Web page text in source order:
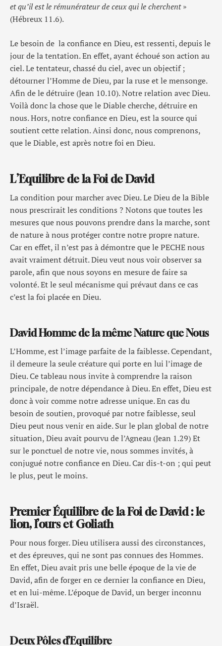
et qu’il est le rémunérateur de ceux qui le cherchent»
(Hébreux 11.6).
Le besoin de la confiance en Dieu, est ressenti, depuis le
jour de la tentation. En effet, ayant échoué son action au
ciel. Le tentateur, chassé du ciel, avec un objectif ;
détourner l’Homme de Dieu, par la ruse et le mensonge.
Afin de le détruire (Jean 10.10). Notre relation avec Dieu.
Voilà donc la chose que le Diable cherche, détruire en
nous. Hors, notre confiance en Dieu, est la source qui
soutient cette relation. Ainsi donc, nous comprenons,
que le Diable, est après notre foi en Dieu.
L’Equilibre de la Foi de David
La condition pour marcher avec Dieu. Le Dieu de la Bible
nous prescrirait les conditions ? Notons que toutes les
mesures que nous pouvons prendre dans la marche, sont
de nature à nous protéger contre notre propre nature.
Car en effet, il n’est pas à démontre que le PECHE nous
avait vraiment détruit. Dieu veut nous voir observer sa
parole, afin que nous soyons en mesure de faire sa
volonté. Et le seul mécanisme qui prévaut dans ce cas
c’est la foi placée en Dieu.
David Homme de la même Nature que Nous
L’Homme, est l’image parfaite de la faiblesse. Cependant,
il demeure la seule créature qui porte en lui l’image de
Dieu. Ce tableau nous invite à comprendre la raison
principale, de notre dépendance à Dieu. En effet, Dieu est
donc à voir comme notre adresse unique. En cas du
besoin de soutien, provoqué par notre faiblesse, seul
Dieu peut nous venir en aide. Sur le plan global de notre
situation, Dieu avait pourvu de l’Agneau (Jean 1.29) Et
sur le ponctuel de notre vie, nous sommes invités, à
conjugué notre confiance en Dieu. Car dis-t-on ; qui peut
le plus, peut le moins.
Premier Équilibre de la Foi de David : le
lion, l’ours et Goliath
Pour nous forger. Dieu utilisera aussi des circonstances,
et des épreuves, qui ne sont pas connues des Hommes.
En effet, Dieu avait pris une belle époque de la vie de
David, afin de forger en ce dernier la confiance en Dieu,
et en lui-même. L’époque de David, un berger inconnu
d’Israël.
Deux Pôles d’Equilibre